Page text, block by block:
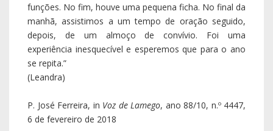
funções. No fim, houve uma pequena ficha. No final da
manhã, assistimos a um tempo de oração seguido,
depois, de um almoço de convívio. Foi uma
experiência inesquecível e esperemos que para o ano
se repita.”
(Leandra)
P. José Ferreira, in Voz de Lamego, ano 88/10, n.º 4447,
6 de fevereiro de 2018